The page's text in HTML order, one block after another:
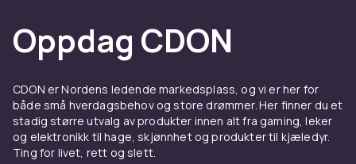
Oppdag CDON
CDON er Nordens ledende markedsplass, og vi er her for
både små hverdagsbehov og store drømmer. Her finner du et
stadig større utvalg av produkter innen alt fra gaming, leker
og elektronikk til hage, skjønnhet og produkter til kjæledyr.
Ting for livet, rett og slett.